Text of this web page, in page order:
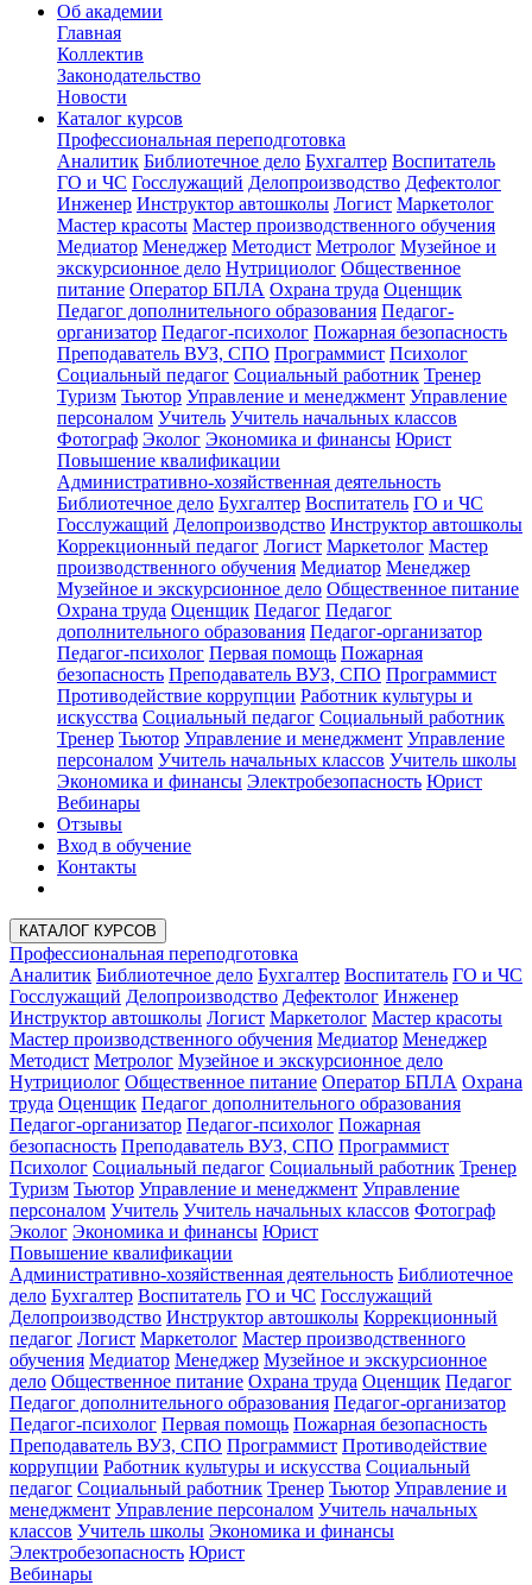
Об академии
Главная
Коллектив
Законодательство
Новости
Каталог курсов
Профессиональная переподготовка
Аналитик Библиотечное дело Бухгалтер Воспитатель
ГО и ЧС Госслужащий Делопроизводство Дефектолог
Инженер Инструктор автошколы Логист Маркетолог
Мастер красоты Мастер производственного обучения
Медиатор Менеджер Методист Метролог Музейное и
экскурсионное дело Нутрициолог Общественное
питание Оператор БПЛА Охрана труда Оценщик
Педагог дополнительного образования Педагог-
организатор Педагог-психолог Пожарная безопасность
Преподаватель ВУЗ, СПО Программист Психолог
Социальный педагог Социальный работник Тренер
Туризм Тьютор Управление и менеджмент Управление
персоналом Учитель Учитель начальных классов
Фотограф Эколог Экономика и финансы Юрист
Повышение квалификации
Административно-хозяйственная деятельность
Библиотечное дело Бухгалтер Воспитатель ГО и ЧС
Госслужащий Делопроизводство Инструктор автошколы
Коррекционный педагог Логист Маркетолог Мастер
производственного обучения Медиатор Менеджер
Музейное и экскурсионное дело Общественное питание
Охрана труда Оценщик Педагог Педагог
дополнительного образования Педагог-организатор
Педагог-психолог Первая помощь Пожарная
безопасность Преподаватель ВУЗ, СПО Программист
Противодействие коррупции Работник культуры и
искусства Социальный педагог Социальный работник
Тренер Тьютор Управление и менеджмент Управление
персоналом Учитель начальных классов Учитель школы
Экономика и финансы Электробезопасность Юрист
Вебинары
Отзывы
Вход в обучение
Контакты
КАТАЛОГ КУРСОВ
Профессиональная переподготовка
Аналитик Библиотечное дело Бухгалтер Воспитатель ГО и ЧС
Госслужащий Делопроизводство Дефектолог Инженер
Инструктор автошколы Логист Маркетолог Мастер красоты
Мастер производственного обучения Медиатор Менеджер
Методист Метролог Музейное и экскурсионное дело
Нутрициолог Общественное питание Оператор БПЛА Охрана
труда Оценщик Педагог дополнительного образования
Педагог-организатор Педагог-психолог Пожарная
безопасность Преподаватель ВУЗ, СПО Программист
Психолог Социальный педагог Социальный работник Тренер
Туризм Тьютор Управление и менеджмент Управление
персоналом Учитель Учитель начальных классов Фотограф
Эколог Экономика и финансы Юрист
Повышение квалификации
Административно-хозяйственная деятельность Библиотечное
дело Бухгалтер Воспитатель ГО и ЧС Госслужащий
Делопроизводство Инструктор автошколы Коррекционный
педагог Логист Маркетолог Мастер производственного
обучения Медиатор Менеджер Музейное и экскурсионное
дело Общественное питание Охрана труда Оценщик Педагог
Педагог дополнительного образования Педагог-организатор
Педагог-психолог Первая помощь Пожарная безопасность
Преподаватель ВУЗ, СПО Программист Противодействие
коррупции Работник культуры и искусства Социальный
педагог Социальный работник Тренер Тьютор Управление и
менеджмент Управление персоналом Учитель начальных
классов Учитель школы Экономика и финансы
Электробезопасность Юрист
Вебинары